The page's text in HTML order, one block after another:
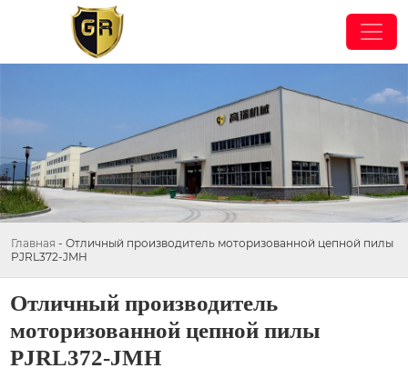
Главная - Отличный производитель моторизованной цепной пилы
PJRL372-JMH
Отличный производитель
моторизованной цепной пилы
PJRL372-JMH